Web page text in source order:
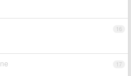
16
17